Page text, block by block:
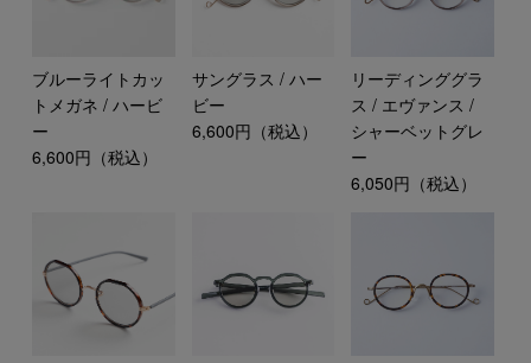
ブルーライトカッ
トメガネ / ハービ
ー
6,600円（税込）
サングラス / ハー
ビー
6,600円（税込）
リーディンググラ
ス / エヴァンス /
シャーベットグレ
ー
6,050円（税込）